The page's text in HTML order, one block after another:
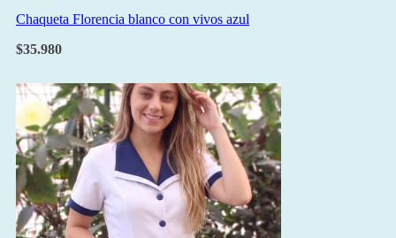
Chaqueta Florencia blanco con vivos azul
$35.980